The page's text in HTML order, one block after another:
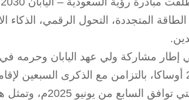
المتجددة، التحول الرقمي، الذكاء
إطار مشاركة ولي عهد اليابان وحرمه
فعاليات إكسبو 2025 أوساكا، بالتزامن مع الذكرى
السعودية